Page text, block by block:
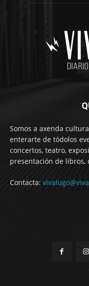
Somos a axenda
enterarte de tódolos
concertos, teatro,
presentación de libros,
Contacta: